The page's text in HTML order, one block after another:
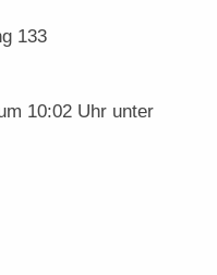
133
10:02 Uhr unter